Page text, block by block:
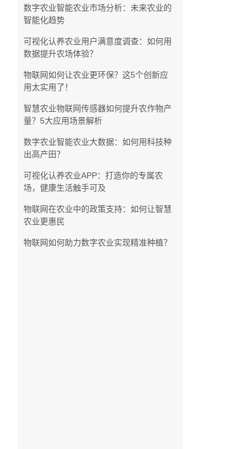
数字农业智能农业市场分析：未来农业的
智能化趋势
可视化认养农业用户满意度调查：如何用
数据提升农场体验？
物联网如何让农业更环保？这5个创新应
用太实用了！
智慧农业物联网传感器如何提升农作物产
量？5大应用场景解析
数字农业智能农业大数据：如何用科技种
出高产田？
可视化认养农业APP：打造你的专属农
场，健康生活触手可及
物联网在农业中的政策支持：如何让智慧
农业更惠民
物联网如何助力数字农业实现精准种植？